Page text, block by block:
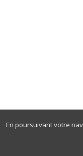
En poursuivant votre